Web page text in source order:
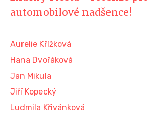
automobilové nadšence!
Aurelie Křížková
Hana Dvořáková
Jan Mikula
Jiří Kopecký
Ludmila Křivánková